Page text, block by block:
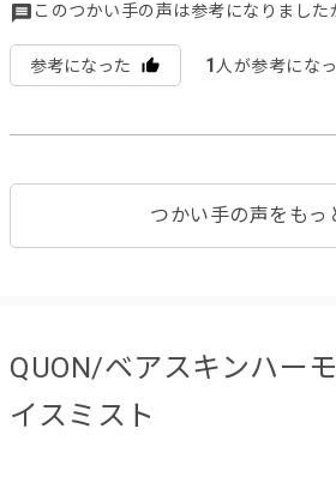
このつかい手の声は参考になりました
参考になった 1 人が参考にな
つかい手の声をもっ
QUON/ベアスキンハー
イスミスト